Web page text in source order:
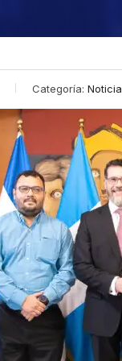
Categoría: